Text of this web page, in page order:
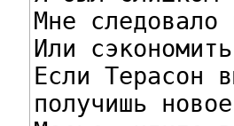
Мне следовало
Или
Если Терасон
получишь